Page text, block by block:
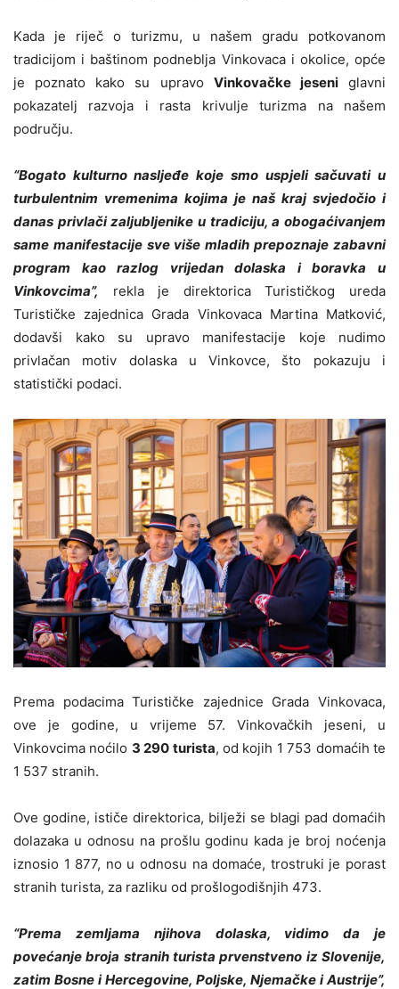
Kada je riječ o turizmu, u našem gradu potkovanom
tradicijom i baštinom podneblja Vinkovaca i okolice, opće
je poznato kako su upravo Vinkovačke jeseniglavni
pokazatelj razvoja i rasta krivulje turizma na našem
području.
“Bogato kulturno nasljeđe koje smo uspjeli sačuvati u
turbulentnim vremenima kojima je naš kraj svjedočio i
danas privlači zaljubljenike u tradiciju, a obogaćivanjem
same manifestacije sve više mladih prepoznaje zabavni
program kao razlog vrijedan dolaska i boravka u
Vinkovcima”,
rekla je direktorica Turističkog ureda
Turističke zajednica Grada Vinkovaca Martina Matković,
dodavši kako su upravo manifestacije koje nudimo
privlačan motiv dolaska u Vinkovce, što pokazuju i
statistički podaci.
Prema podacima Turističke zajednice Grada Vinkovaca,
ove je godine, u vrijeme 57. Vinkovačkih jeseni, u
Vinkovcima noćilo 3 290 turista, od kojih 1 753 domaćih te
1 537 stranih.
Ove godine, ističe direktorica, bilježi se blagi pad domaćih
dolazaka u odnosu na prošlu godinu kada je broj noćenja
iznosio 1 877, no u odnosu na domaće, trostruki je porast
stranih turista, za razliku od prošlogodišnjih 473.
“Prema zemljama njihova dolaska, vidimo da je
povećanje broja stranih turista prvenstveno iz Slovenije,
zatim Bosne i Hercegovine, Poljske, Njemačke i Austrije”,